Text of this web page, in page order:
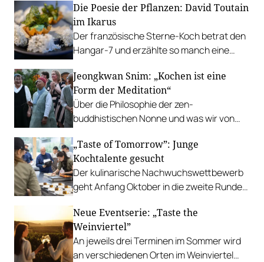
Die Poesie der Pflanzen: David Toutain
im Ikarus
Der französische Sterne-Koch betrat den
Hangar-7 und erzählte so manch eine
Jeongkwan Snim: „Kochen ist eine
Form der Meditation“
Über die Philosophie der zen-
buddhistischen Nonne und was wir von
„Taste of Tomorrow”: Junge
Kochtalente gesucht
Der kulinarische Nachwuchswettbewerb
geht Anfang Oktober in die zweite Runde.
Neue Eventserie: „Taste the
Weinviertel”
An jeweils drei Terminen im Sommer wird
an verschiedenen Orten im Weinviertel